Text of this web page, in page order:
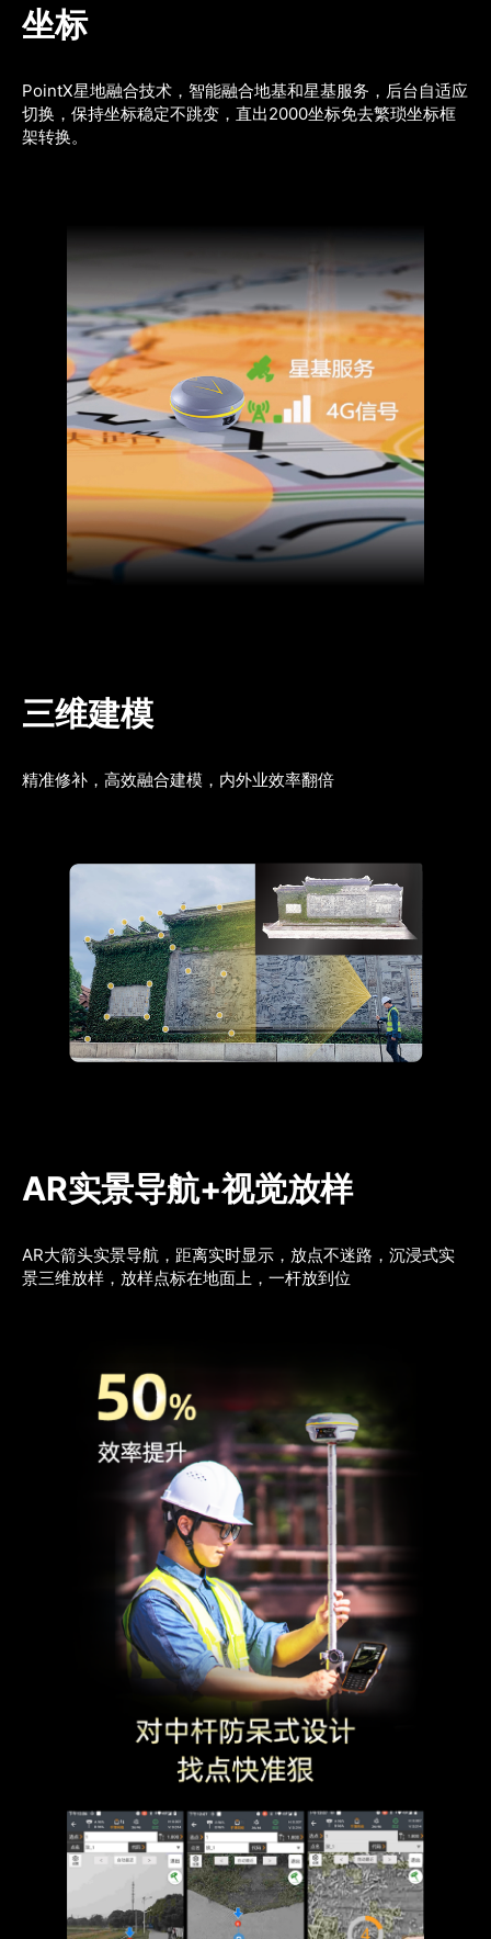
坐标
PointX星地融合技术，智能融合地基和星基服务，后台自适应
切换，保持坐标稳定不跳变，直出2000坐标免去繁琐坐标框
架转换。
三维建模
精准修补，高效融合建模，内外业效率翻倍
AR实景导航+视觉放样
AR大箭头实景导航，距离实时显示，放点不迷路，沉浸式实
景三维放样，放样点标在地面上，一杆放到位